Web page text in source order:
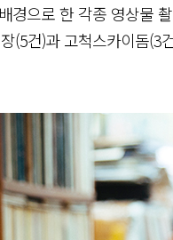
경으로 한 각종 영상물
(5건)과 고척스카이돔